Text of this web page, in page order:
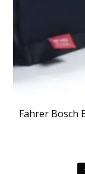
Fahrer Bosch